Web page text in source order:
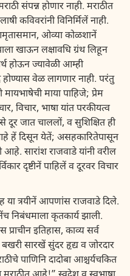
संपन्न होणार नाही. मराठीत
कविवरांनी विनिर्मिलें नाही.
आमृतासमान, ओव्या कोळशानें
खाऊन लक्षावधि ग्रंथ लिहून
होऊन ज्यावेळी आम्ही
वेळ लागणार नाही. परंतु
माया पाहिजे; प्रेम
विचार, भाषा यांत परकीयत्व
जात चाललों, व सुशिक्षित ही
हें दिसून येतें; असहकारितेपासून
सारांश राजवाडे यांनी वरील
दृष्टीनें पाहिलें व दूरवर विचार
या त्रयीनें आपणांस राजवाडे दिले.
निबंधमाला कृतकार्य झाली.
प्राचीन इतिहास, काव्य सर्व
सारखें सुंदर हृद्य व जोरदार
पाणिनि दादोबा आश्चर्यचकित